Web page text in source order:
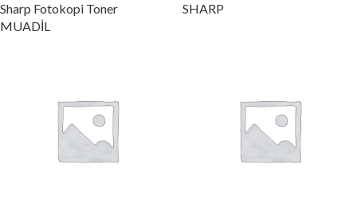
Sharp Fotokopi Toner
MUADİL
SHARP